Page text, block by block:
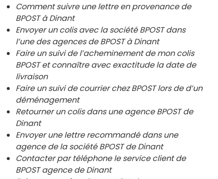
Comment suivre une lettre en provenance de
BPOST à Dinant
Envoyer un colis avec la société BPOST dans
l’une des agences de BPOST àDinant
Faire un suivi de l’acheminement de mon colis
BPOST et connaître avec exactitude la date de
livraison
Faire un suivi de courrier chez BPOST lors de d’un
déménagement
Retourner un colis dans une agence BPOST de
Dinant
Envoyer une lettre recommandé dans une
agence de la société BPOST deDinant
Contacter par téléphone le service client de
BPOST agence deDinant